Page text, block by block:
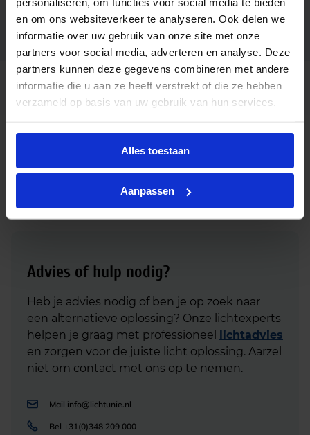
en om ons websiteverkeer te analyseren. Ook delen we
informatie over uw gebruik van onze site met onze
partners voor social media, adverteren en analyse. Deze
partners kunnen deze gegevens combineren met andere
informatie die u aan ze heeft verstrekt of die ze hebben
verzameld op basis van uw gebruik van hun services.
Alles toestaan
Aanpassen
Ean code 8719514358751
Fabrikantnaam
MAS LED ExpertColor 7.5-43W
Download productsheet Philips Master LED spot ExpertColor
7.5W 940 MR16 GU5.3 36D | dimbaar - vervangt 43W
Advies of hulp nodig?
Heb je advies nodig of ben je op zoek naar
een alternatieve oplossing? Onze lichtexperts
helpen je graag met professioneel lichtadvies
en zorgen voor de juiste licht oplossing. Aarzel
niet om contact met ons op te nemen.
Mail info@lichtunie.nl
Bel +31(0)348 209 000